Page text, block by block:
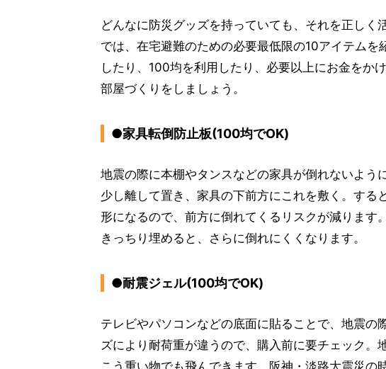
どんなに防災グッズを持っていても、それを正しく
では、在宅避難のための必要最低限の10アイテムを
したり、100均を利用したり、必要以上にお金をか
部屋づくりをしましょう。
●家具転倒防止板(100均でOK)
地震の際に本棚やタンスなどの家具が倒れないよう
少し離して置き、家具の下前方にこれを敷く。する
形になるので、前方に倒れてくるリスクが減ります
きっちり埋めると、さらに倒れにくくなります。
●耐震ジェル(100均でOK)
テレビやパソコンなどの底面に貼ることで、地震の
ズにより耐荷重が違うので、購入前に要チェック。
こう重い物でも飛んできます。阪神・淡路大震災